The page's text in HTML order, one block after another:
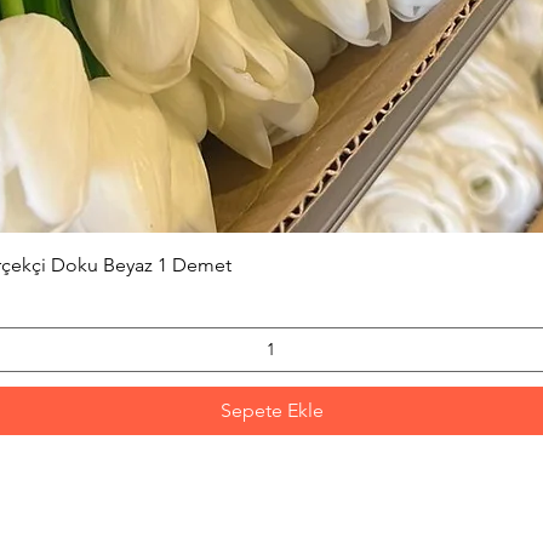
Doku Beyaz 1 Demet
Sepete Ekle